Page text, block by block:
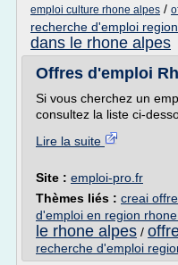
emploi culture rhone alpes /
recherche d'emploi
dans le rhone alpes
Offres d'emploi
Si vous cherchez un
consultez la liste ci-
Lire la suite
Site : emploi-pro.fr
Thèmes liés : creai
d'emploi en region
le rhone alpes /
recherche d'emploi